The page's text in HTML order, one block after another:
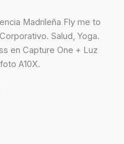
Madrileña Fly me to
Salud, Yoga.
en Capture One + Luz
A10X.